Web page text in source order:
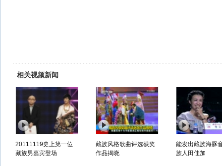
相关视频新闻
20111119史上第一位
藏族男嘉宾登场
藏族风格歌曲评选获奖
作品揭晓
能发出藏族海豚
族人田佳加